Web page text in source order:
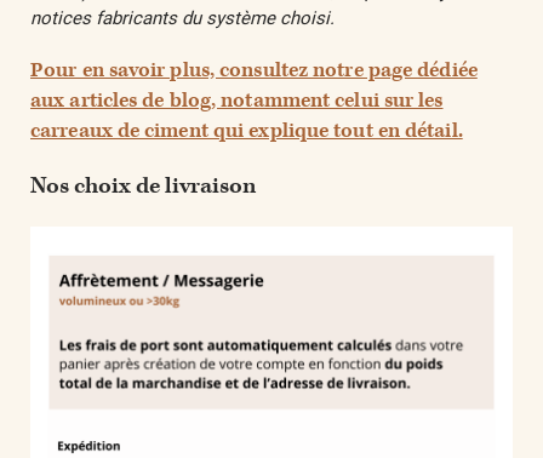
notices fabricants du système choisi.
Pour en savoir plus, consultez notre page dédiée
aux articles de blog, notamment celui sur les
carreaux de ciment qui explique tout en détail.
Nos choix de livraison​